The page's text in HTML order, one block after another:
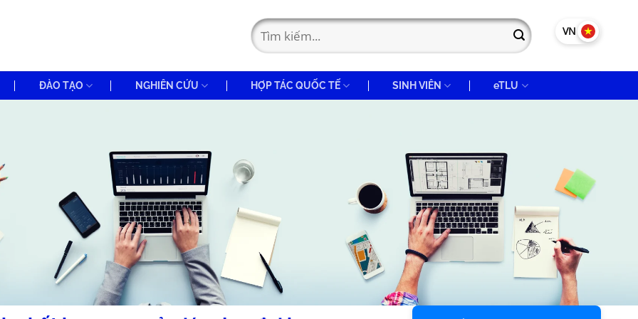
VN EN
ĐÀO TẠO NGHIÊN CỨU HỢP TÁC QUỐC TẾ SINH VIÊN eTLU